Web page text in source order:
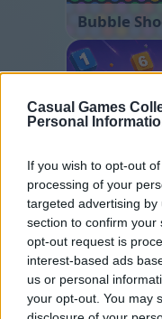
Casual Games
Personal
If you wish to opt-out
processing of your
targeted advertising
section to confirm your
opt-out request is
interest-based ads
us or personal
your opt-out. You may
Bubble
Number